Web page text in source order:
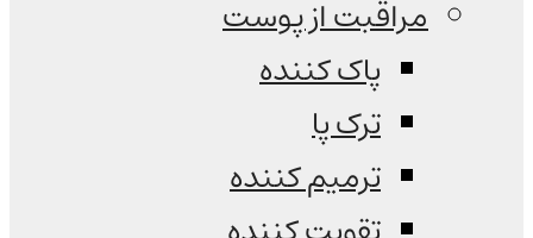
مراقبت از پوست
پاک کننده
ترک پا
ترمیم کننده